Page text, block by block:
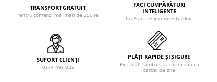
TRANSPORT GRATUIT
Pentru comenzi mai mari de 250 lei
FACI CUMPĂRĂTURI
INTELIGENTE
Cu Practi economisești zilnic
SUPORT CLIENȚI
0374 493 025
PLĂȚI RAPIDE ȘI SIGURE
Poți plăti ramburs la curier sau cu
cardul pe site